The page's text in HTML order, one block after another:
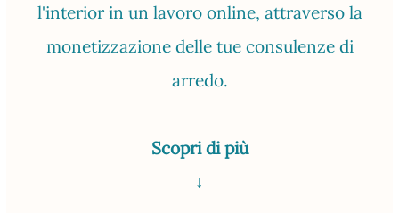
l'interior in un lavoro online, attraverso la
monetizzazione delle tue consulenze di
arredo.
Scopri di più
↓